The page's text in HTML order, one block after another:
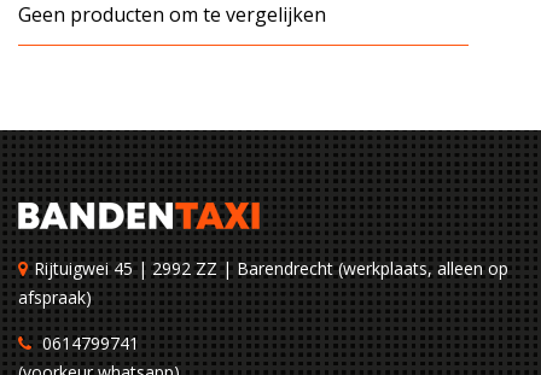
Geen producten om te vergelijken
Rijtuigwei 45 | 2992 ZZ | Barendrecht (werkplaats, alleen op
afspraak)
0614799741